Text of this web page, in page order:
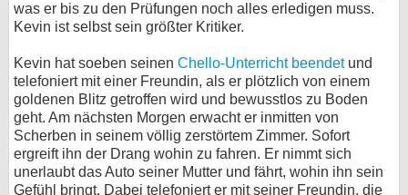
was er bis zu den Prüfungen noch alles erledigen muss.
Kevin ist selbst sein größter Kritiker.
Kevin hat soeben seinen Chello-Unterricht beendetund
telefoniert mit einer Freundin, als er plötzlich von einem
goldenen Blitz getroffen wird und bewusstlos zu Boden
geht. Am nächsten Morgen erwacht er inmitten von
Scherben in seinem völlig zerstörtem Zimmer. Sofort
ergreift ihn der Drang wohin zu fahren. Er nimmt sich
unerlaubt das Auto seiner Mutter und fährt, wohin ihn sein
Gefühl bringt. Dabei telefoniert er mit seiner Freundin, die
bei Facebook
Kontakt
Nutzungsbedingungen
Datenschutz